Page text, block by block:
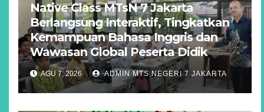
Native Class MTsN 7 Jakarta
Berlangsung Interaktif, Tingkatkan
Kemampuan Bahasa Inggris dan
Wawasan Global Peserta Didik
AGU 7, 2026 ADMIN MTS NEGERI 7 JAKARTA